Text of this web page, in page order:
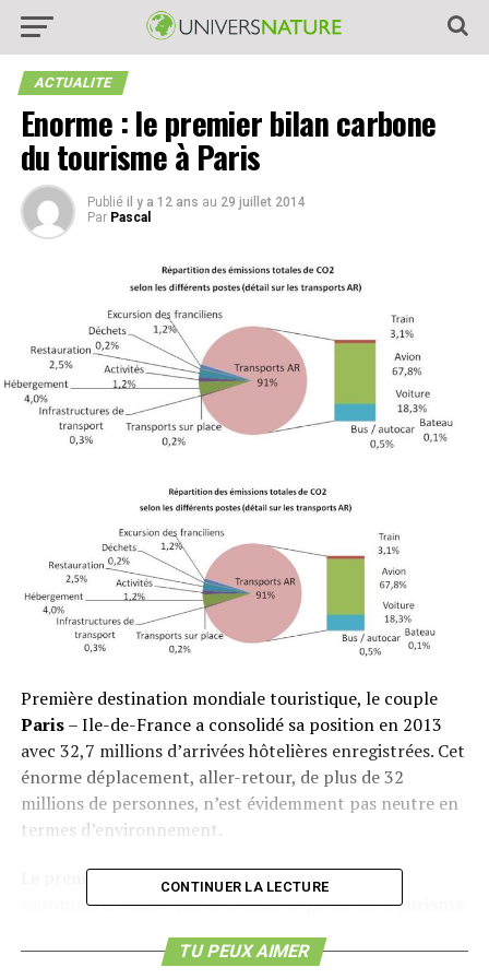
ACTUALITE
Enorme : le premier bilan carbone
du tourisme à Paris
Publié il y a 12 ans au 29 juillet 2014
Par Pascal
Première destination mondiale touristique, le couple
Paris– Ile-de-France a consolidé sa position en 2013
avec 32,7 millions d’arrivées hôtelières enregistrées. Cet
énorme déplacement, aller-retour, de plus de 32
millions de personnes, n’est évidemment pas neutre en
termes d’environnement.
Le premierbilan carbonede cette migration
saisonnière, réalisé par le Comité Régional duTourisme
de 17,5 millions de tonnes équivalent CO2par an, soit
CONTINUER LA LECTURE
TU PEUX AIMER